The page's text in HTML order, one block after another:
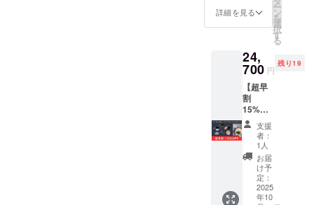
量：1
枚） ・
し」
チーム
よりお
礼の
メッ
セージ
・送料
オリー
品サイ
ズ：直
130mm
×H64m
m、数
量：1
個） ・
特製ソ
トレシ
ピス
テッ
カー
オリー
品サイ
ズ：直
径
148mm
×H74m
m、数
量：1
個） ・
シェラ
どんぶ
り２
ジュニ
ア（カ
ラー：
潮かつ
おカ
レー〜
200g）
×４食
セット
・鹿
ソー
セージ
４本 ・
シェラ
どんぶ
り２レ
ギュ
ラー
（カ
ラー：
詳細を見る ー
ン
を
選
択
す
る
24,
700 円
残り19
【超早
割
15%OF
F】ソト
レシピ
カレー
アイテ
ム プレ
ミアム
セット
・伊豆
支援
者：
1人
お届
け予
定：
2025
年10